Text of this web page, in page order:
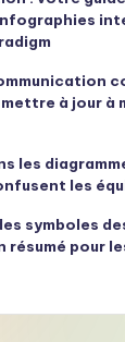
à jour à
les
les
symboles
résumé pour